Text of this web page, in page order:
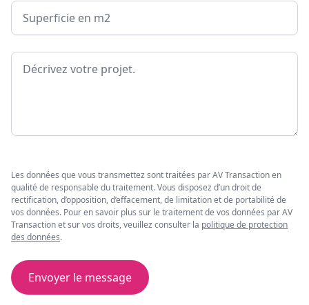
Surface
Message
Les données que vous transmettez sont traitées par AV Transaction en
qualité de responsable du traitement. Vous disposez d’un droit de
rectification, d’opposition, d’effacement, de limitation et de portabilité de
vos données. Pour en savoir plus sur le traitement de vos données par AV
Transaction et sur vos droits, veuillez consulter la politique de protection
des données.
Envoyer le message